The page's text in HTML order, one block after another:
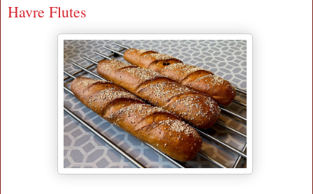
Havre Flutes